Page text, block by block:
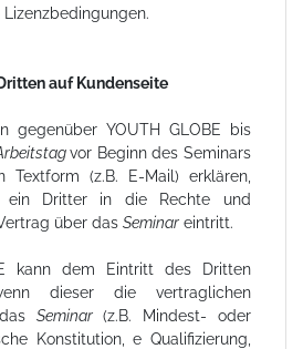
auf Kundenseite
gegenüber YOUTH GLOBE bis
vor Beginn des Seminars
Textform (z.B. E-Mail) erklären,
ein Dritter in die Rechte und
über das Seminareintritt.
kann dem Eintritt des Dritten
dieser die vertraglichen
Seminar (z.B. Mindest- oder
Konstitution, e Qualifizierung,